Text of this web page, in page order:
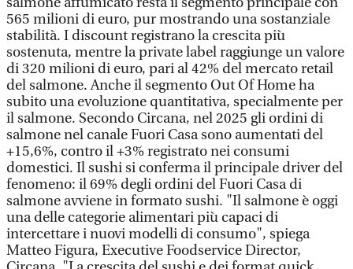
565 milioni di euro, pur mostrando una sostanziale
stabilità. I discount registrano la crescita più
sostenuta, mentre la private label raggiunge un valore
di 320 milioni di euro, pari al 42% del mercato retail
del salmone. Anche il segmento Out Of Home ha
subito una evoluzione quantitativa, specialmente per
il salmone. Secondo Circana, nel 2025 gli ordini di
salmone nel canale Fuori Casa sono aumentati del
+15,6%, contro il +3% registrato nei consumi
domestici. Il sushi si conferma il principale driver del
fenomeno: il 69% degli ordini del Fuori Casa di
salmone avviene in formato sushi. "Il salmone è oggi
una delle categorie alimentari più capaci di
intercettare i nuovi modelli di consumo", spiega
Matteo Figura, Executive Foodservice Director,